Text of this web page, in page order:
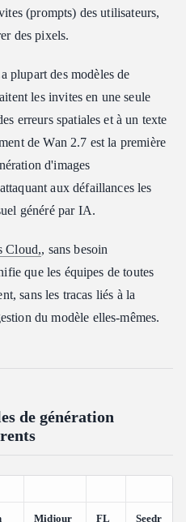
(prompts) des utilisateurs,
des pixels.
plupart des modèles de
les invites en une seule
erreurs spatiales et à un texte
de Wan 2.7 est la première
d'images
aux défaillances les
généré par IA.
Cloud,, sans besoin
que les équipes de toutes
sans les tracas liés à la
du modèle elles-mêmes.
de génération
Midjour
FL
Seedr